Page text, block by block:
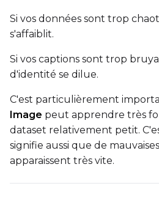
Si vos données sont trop
s'affaiblit.
Si vos captions sont trop
d'identité se dilue.
C'est particulièrement
Image peut apprendre très
dataset relativement petit.
signifie aussi que de
apparaissent très vite.